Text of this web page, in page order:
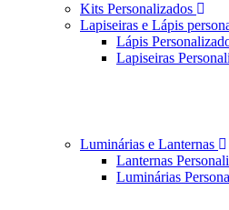
Kits Personalizados
Lapiseiras e Lápis
Lápis
Lapiseiras
Luminárias e Lanternas
Lanternas
Luminárias